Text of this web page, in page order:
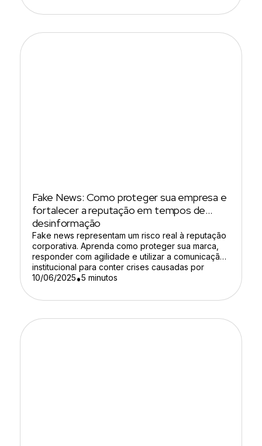
minutos antes de uma call […]
Fake News: Como proteger sua empresa e
fortalecer a reputação em tempos de
desinformação
Fake news representam um risco real à reputação
corporativa. Aprenda como proteger sua marca,
responder com agilidade e utilizar a comunicação
institucional para conter crises causadas por
notícias falsas.
10/06/2025•5 minutos